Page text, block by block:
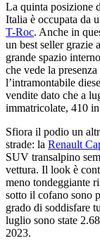
La quinta posizione
Italia è occupata da
T-Roc. Anche in
un best seller grazie
grande spazio
che vede la
l’intramontabile
vendite dato che a
immatricolate, 410
Sfiora il podio un
strade: la Renault
SUV transalpino
vettura. Il look è
meno tondeggiante
sotto il cofano sono
grado di soddisfare
luglio sono state
2023.